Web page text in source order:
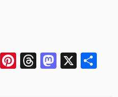
W
Pi
T
M
X